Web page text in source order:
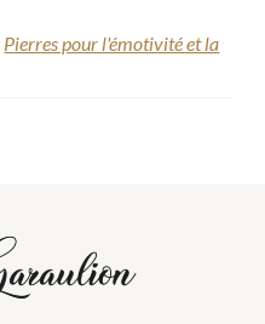
Pierres pour l'émotivité et la